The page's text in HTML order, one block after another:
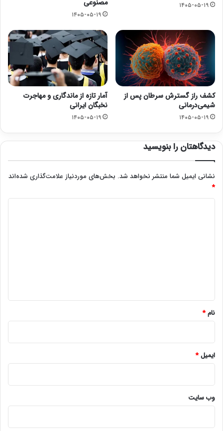
۱۴۰۵-۰۵-۱۹ مصنوعی
۱۴۰۵-۰۵-۱۹
کشف راز گسترش سرطان پس از
شیمی‌درمانی
۱۴۰۵-۰۵-۱۹
آمار تازه از ماندگاری و مهاجرت
نخبگان ایرانی
۱۴۰۵-۰۵-۱۹
دیدگاهتان را بنویسید
نشانی ایمیل شما منتشر نخواهد شد. بخش‌های موردنیاز علامت‌گذاری شده‌اند
*
نام*
ایمیل*
وب‌ سایت